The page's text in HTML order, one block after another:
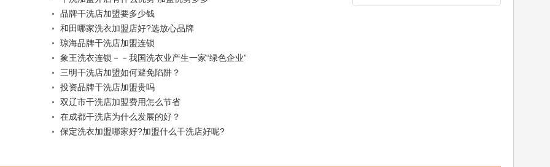
品牌干洗店加盟要多少钱
和田哪家洗衣加盟店好?选放心品牌
琼海品牌干洗店加盟连锁
象王洗衣连锁－－我国洗衣业产生一家“绿色企业”
三明干洗店加盟如何避免陷阱？
投资品牌干洗店加盟贵吗
双辽市干洗店加盟费用怎么节省
在成都干洗店为什么发展的好？
保定洗衣加盟哪家好?加盟什么干洗店好呢?